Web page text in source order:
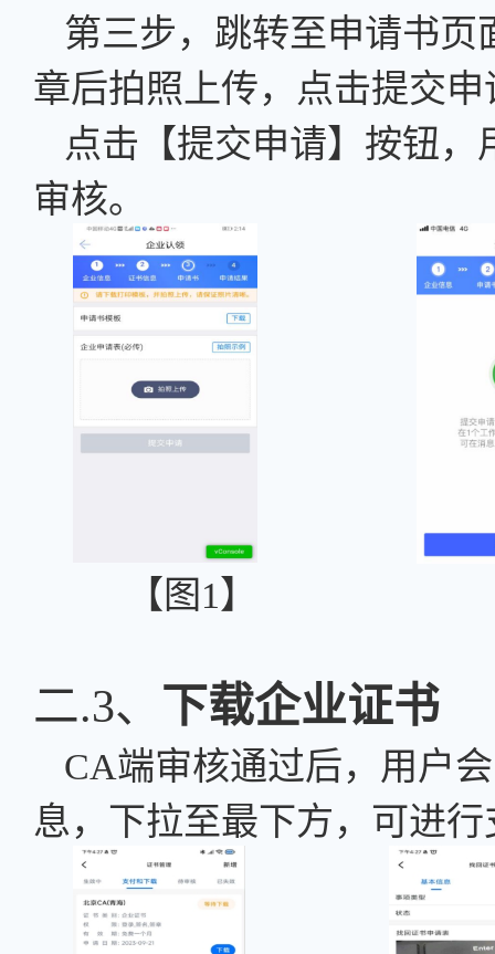
第三步，跳转至申请书
章后拍照上传，点击提交
点击【提交申请】按钮
审核。
【图 1 】
二.3、 下载企业证书
CA端审核通过后，用户
息，下拉至最下方，可进